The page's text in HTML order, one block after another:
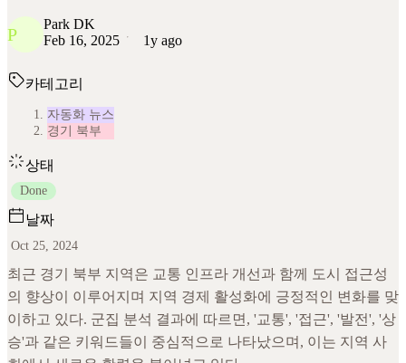
P
Park DK
Feb 16, 2025
1y ago
카테고리
자동화 뉴스
경기 북부
상태
Done
날짜
Oct 25, 2024
최근 경기 북부 지역은 교통 인프라 개선과 함께 도시 접근성
의 향상이 이루어지며 지역 경제 활성화에 긍정적인 변화를 맞
이하고 있다. 군집 분석 결과에 따르면, '교통', '접근', '발전', '상
승'과 같은 키워드들이 중심적으로 나타났으며, 이는 지역 사